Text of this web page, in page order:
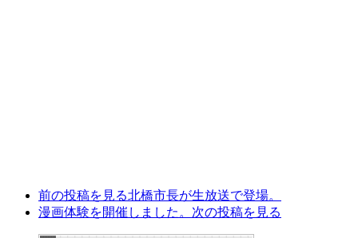
前の投稿を見る北橋市長が生放送で登場。
漫画体験を開催しました。 次の投稿を見る